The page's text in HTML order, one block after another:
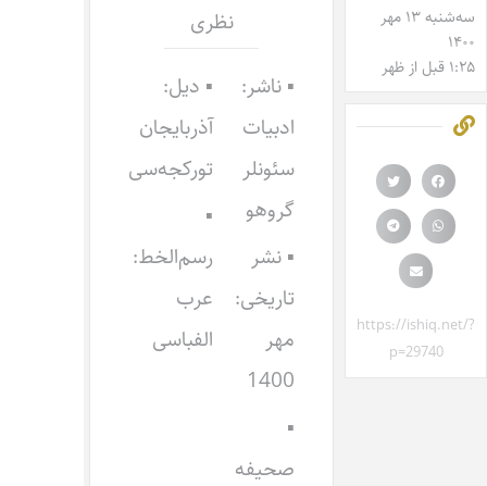
سه‌شنبه ۱۳ مهر
۱۴۰۰
۱:۲۵ قبل از ظهر
https://ishiq.net/?
p=29740
نظری
▪ ناشر:
ادبیات
سئونلر
گروهو
▪ نشر
تاریخی:
مهر
1400
▪
صحیفه
▪ دیل:
آذربایجان
تورکجه‌سی
▪
رسم‌الخط:
عرب
الفباسی